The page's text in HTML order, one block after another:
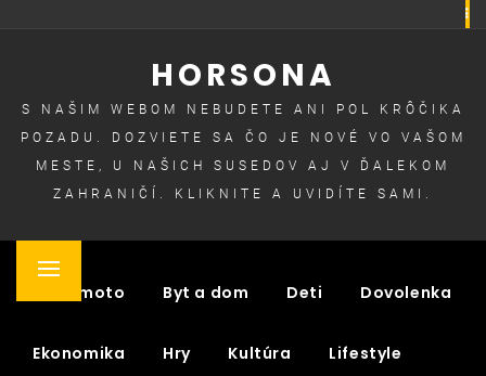
HORSONA
S NAŠIM WEBOM NEBUDETE ANI POL KRÔČIKA
POZADU. DOZVIETE SA ČO JE NOVÉ VO VAŠOM
MESTE, U NAŠICH SUSEDOV AJ V ĎALEKOM
ZAHRANIČÍ. KLIKNITE A UVIDÍTE SAMI.
Primary
Auto moto Byt a dom Deti Dovolenka
Ekonomika Hry Kultúra Lifestyle